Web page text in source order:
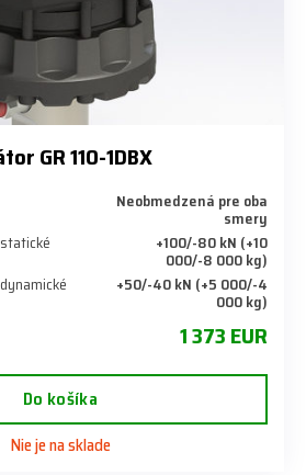
GR 110-1DBX
Neobmedzená pre oba
smery
+100/-80 kN (+10
000/-8 000 kg)
+50/-40 kN (+5 000/-4
000 kg)
1 373 EUR
Do košíka
Nie je na sklade